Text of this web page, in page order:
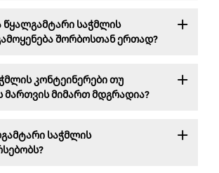
წყალგამტარი საჭმლის
შორბოსთან ერთად?
კონტეინერები თუ
მართვის მიმართ მდგრადია?
საჭმლის